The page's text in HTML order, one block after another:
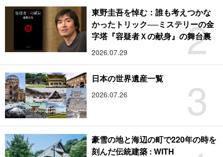
2
東野圭吾を悼む：誰も考えつかな
かったトリック──ミステリーの金
字塔『容疑者Ｘの献身』の舞台裏
2026.07.29
3
日本の世界遺産一覧
2026.07.26
豪雪の地と海辺の町で220年の時を
刻んだ伝統建築 : WITH